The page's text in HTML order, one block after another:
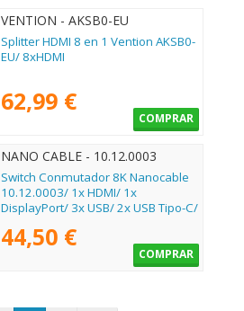
VENTION - AKSB0-EU
Splitter HDMI 8 en 1 Vention AKSB0-
EU/ 8xHDMI
62,99 €
COMPRAR
NANO CABLE - 10.12.0003
Switch Conmutador 8K Nanocable
10.12.0003/ 1x HDMI/ 1x
DisplayPort/ 3x USB/ 2x USB Tipo-C/
44,50 €
COMPRAR